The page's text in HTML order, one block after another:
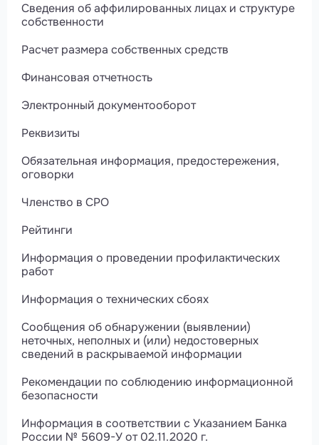
Сведения об аффилированных лицах и структуре
собственности
Расчет размера собственных средств
Финансовая отчетность
Электронный документооборот
Реквизиты
Обязательная информация, предостережения,
оговорки
Членство в СРО
Рейтинги
Информация о проведении профилактических
работ
Информация о технических сбоях
Сообщения об обнаружении (выявлении)
неточных, неполных и (или) недостоверных
сведений в раскрываемой информации
Рекомендации по соблюдению информационной
безопасности
Информация в соответствии с Указанием Банка
России № 5609-У от 02.11.2020 г.